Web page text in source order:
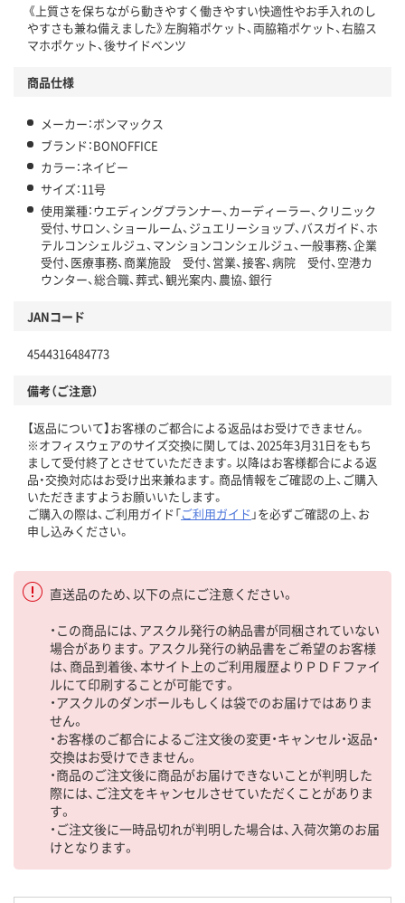
《上質さを保ちながら動きやすく働きやすい快適性やお手入れのし
やすさも兼ね備えました》左胸箱ポケット、両脇箱ポケット、右脇ス
マホポケット、後サイドベンツ
商品仕様
メーカー：ボンマックス
ブランド：BONOFFICE
カラー：ネイビー
サイズ：11号
使用業種：ウエディングプランナー、カーディーラー、クリニック
受付、サロン、ショールーム、ジュエリーショップ、バスガイド、ホ
テルコンシェルジュ、マンションコンシェルジュ、一般事務、企業
受付、医療事務、商業施設 受付、営業、接客、病院 受付、空港カ
ウンター、総合職、葬式、観光案内、農協、銀行
JANコード
4544316484773
備考（ご注意）
【返品について】お客様のご都合による返品はお受けできません。
※オフィスウェアのサイズ交換に関しては、2025年3月31日をもち
まして受付終了とさせていただきます。以降はお客様都合による返
品・交換対応はお受け出来兼ねます。商品情報をご確認の上、ご購入
いただきますようお願いいたします。
ご購入の際は、ご利用ガイド「ご利用ガイド 」を必ずご確認の上、お
申し込みください。
直送品のため、以下の点にご注意ください。
・この商品には、アスクル発行の納品書が同梱されていない
場合があります。アスクル発行の納品書をご希望のお客様
は、商品到着後、本サイト上のご利用履歴よりＰＤＦファイ
ルにて印刷することが可能です。
・アスクルのダンボールもしくは袋でのお届けではありま
せん。
・お客様のご都合によるご注文後の変更・キャンセル・返品・
交換はお受けできません。
・商品のご注文後に商品がお届けできないことが判明した
際には、ご注文をキャンセルさせていただくことがありま
す。
・ご注文後に一時品切れが判明した場合は、入荷次第のお届
けとなります。